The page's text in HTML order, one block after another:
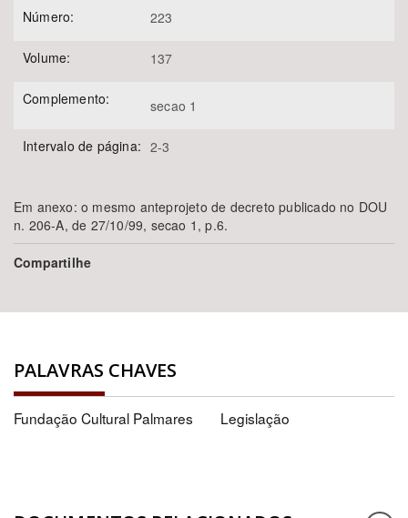
Número: 223
Volume: 137
Complemento: secao 1
Intervalo de página: 2-3
Em anexo: o mesmo anteprojeto de decreto publicado no DOU
n. 206-A, de 27/10/99, secao 1, p.6.
Compartilhe
PALAVRAS CHAVES
Fundação Cultural Palmares Legislação